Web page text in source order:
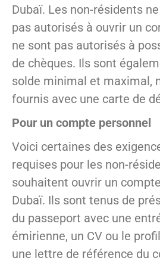
Dubaï. Les non-résidents
pas autorisés à ouvrir un
ne sont pas autorisés à
de chèques. Ils sont
solde minimal et maximal,
fournis avec une carte de
Pour un compte personnel
Voici certaines des
requises pour les non-
souhaitent ouvrir un
Dubaï. Ils sont tenus de
du passeport avec une
émirienne, un CV ou le
une lettre de référence du